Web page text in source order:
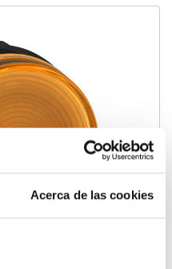
Acerca de las cookies